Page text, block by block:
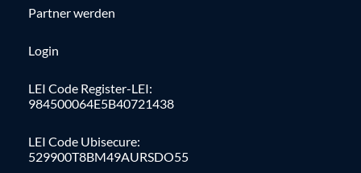
Partner werden
Login
LEI Code Register-LEI:
984500064E5B40721438
LEI Code Ubisecure:
529900T8BM49AURSDO55